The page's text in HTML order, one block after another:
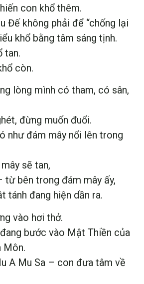
con khổ thêm.
Đế không phải để “chống lại
khổ bằng tâm sáng tịnh.
tan.
còn.
lòng mình có tham, có sân,
đừng muốn đuổi.
như đám mây nổi lên trong
sẽ tan,
từ bên trong đám mây ấy,
tánh đang hiện dần ra.
vào hơi thở.
bước vào Mật Thiền của
Môn.
A Mu Sa – con đưa tâm về